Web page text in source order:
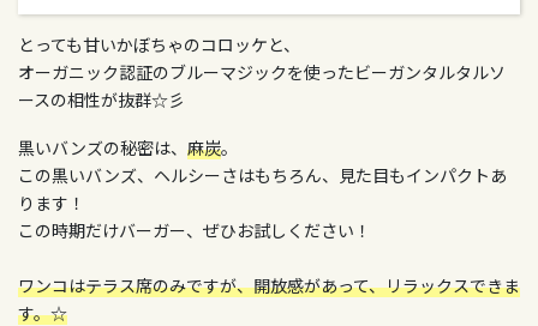
とっても甘いかぼちゃのコロッケと、
オーガニック認証のブルーマジックを使ったビーガンタルタルソ
ースの相性が抜群☆彡
黒いバンズの秘密は、 麻炭。
この黒いバンズ、ヘルシーさはもちろん、見た目もインパクトあ
ります！
この時期だけバーガー、ぜひお試しください！
ワンコはテラス席のみですが、開放感があって、リラックスできま
す。☆